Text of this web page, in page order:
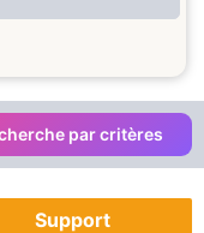
par critères
Support